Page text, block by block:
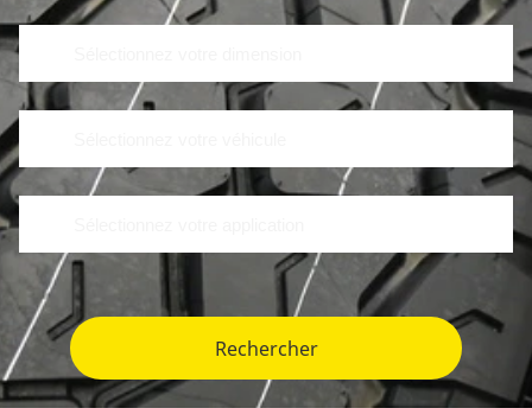
Rechercher